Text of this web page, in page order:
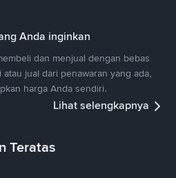
Anda inginkan
dan menjual dengan bebas
jual dari penawaran yang ada,
harga Anda sendiri.
Lihat selengkapnya
Teratas